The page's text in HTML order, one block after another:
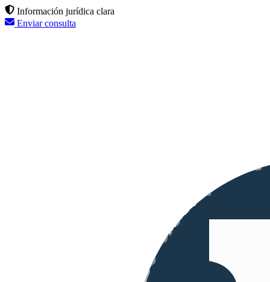
Información jurídica clara
Enviar consulta